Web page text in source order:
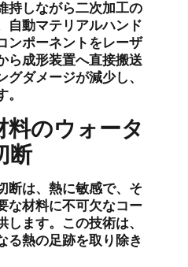
持しながら二次加工の
自動マテリアルハンド
ンポーネントをレーザ
ら成形装置へ直接搬送
ダメージが減少し、
料のウォータ
断
断は、熱に敏感で、そ
な材料に不可欠なコー
ます。この技術は、
る熱の足跡を取り除き